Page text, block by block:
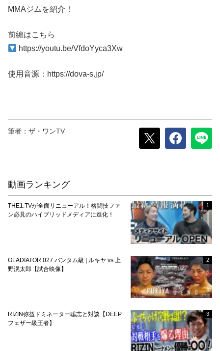
MMAジムを紹介！
前編はこちら
https://youtu.be/VfdoYyca3Xw
使用音源：https://dova-s.jp/
筆者：ザ・ワンTV
動画ランキング
THE1.TVが全面リニューアル！格闘技ファ
ン必見のハイブリッドメディアに進化！
1
GLADIATOR 027 バンタム級 | ルキヤ vs 上
野滉太郎【試合映像】
2
RIZIN弥益ドミネーター聡志と対談【DEEP
フェザー級王者】
3